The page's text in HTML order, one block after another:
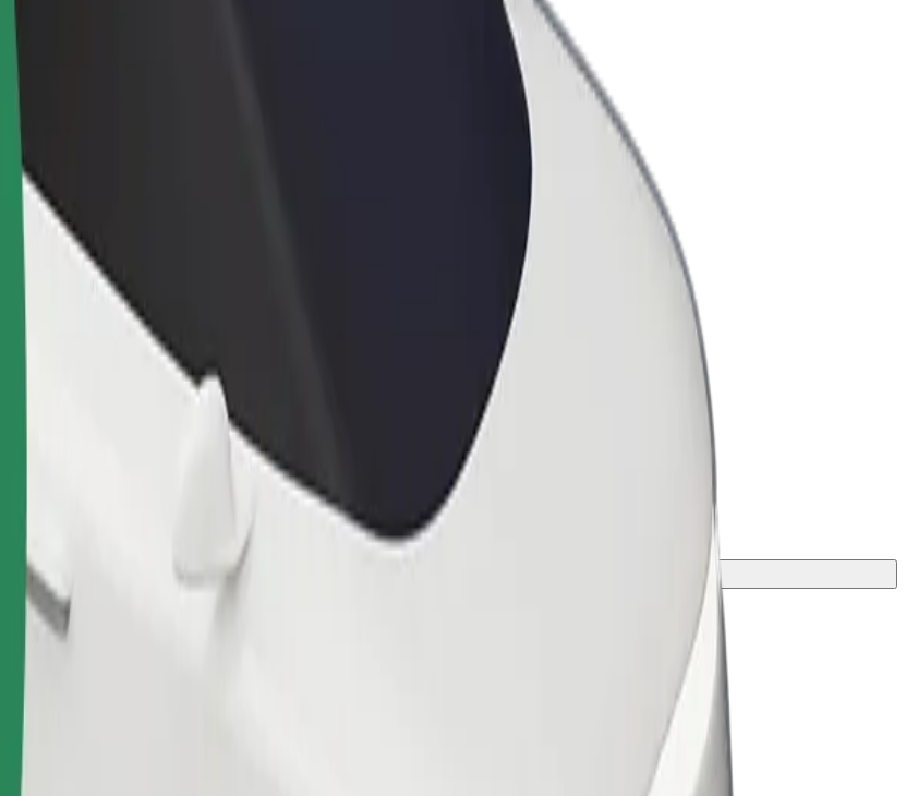
นค้า
ถึง
ลงทะเบียนเป็นเจ้าของฟลีท
เพิ่มรายได้ด้วยการเพิ่มฟลีทของ
ผลิตภัณฑ์และบริการของ Bolt ที่มีการขยายขนาด
อยู่ใช่ไหม มาดูบริการของเราและค้นหาเส้นทางที่ดีที่สุดสำหรับการเดินทางของคุณ
ดาวน์โหลดแอป